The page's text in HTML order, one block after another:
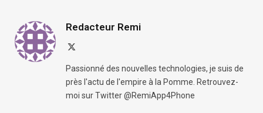
Redacteur Remi
Passionné des nouvelles technologies, je suis de
près l'actu de l'empire à la Pomme. Retrouvez-
moi sur Twitter @RemiApp4Phone